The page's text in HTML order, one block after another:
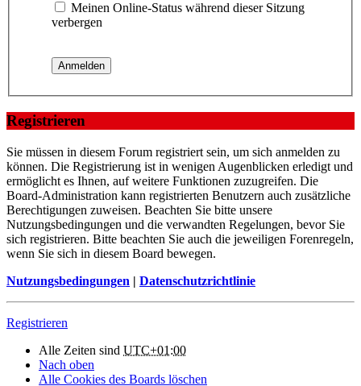
Meinen Online-Status während dieser Sitzung
verbergen
Registrieren
Sie müssen in diesem Forum registriert sein, um sich anmelden zu
können. Die Registrierung ist in wenigen Augenblicken erledigt und
ermöglicht es Ihnen, auf weitere Funktionen zuzugreifen. Die
Board-Administration kann registrierten Benutzern auch zusätzliche
Berechtigungen zuweisen. Beachten Sie bitte unsere
Nutzungsbedingungen und die verwandten Regelungen, bevor Sie
sich registrieren. Bitte beachten Sie auch die jeweiligen Forenregeln,
wenn Sie sich in diesem Board bewegen.
Nutzungsbedingungen | Datenschutzrichtlinie
Registrieren
Alle Zeiten sind UTC+01:00
Nach oben
Alle Cookies des Boards löschen